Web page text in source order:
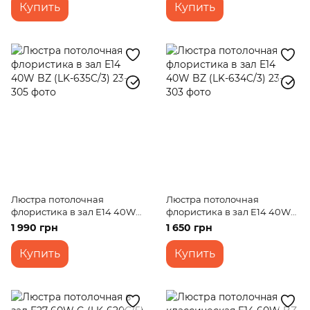
Купить Купить
Люстра потолочная
флористика в зал E14 40W
BZ (LK-635C/3)
1 990 грн
Купить
Люстра потолочная
флористика в зал E14 40W
BZ (LK-634C/3)
1 650 грн
Купить